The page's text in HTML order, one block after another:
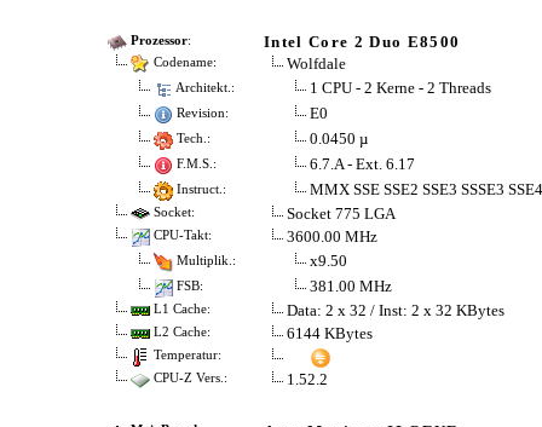
Prozessor: Intel Core 2 Duo E8500
Codename: Wolfdale
Architekt.: 1 CPU - 2 Kerne - 2 Threads
Revision: E0
Tech.: 0.0450 µ
F.M.S.: 6.7.A - Ext. 6.17
Instruct.: MMX SSE SSE2 SSE3 SSSE3
Socket: Socket 775 LGA
CPU-Takt: 3600.00 MHz
Multiplik.: x9.50
FSB: 381.00 MHz
L1 Cache: Data: 2 x 32 / Inst: 2 x 32 KBytes
L2 Cache: 6144 KBytes
Temperatur:
CPU-Z Vers.:
1.52.2